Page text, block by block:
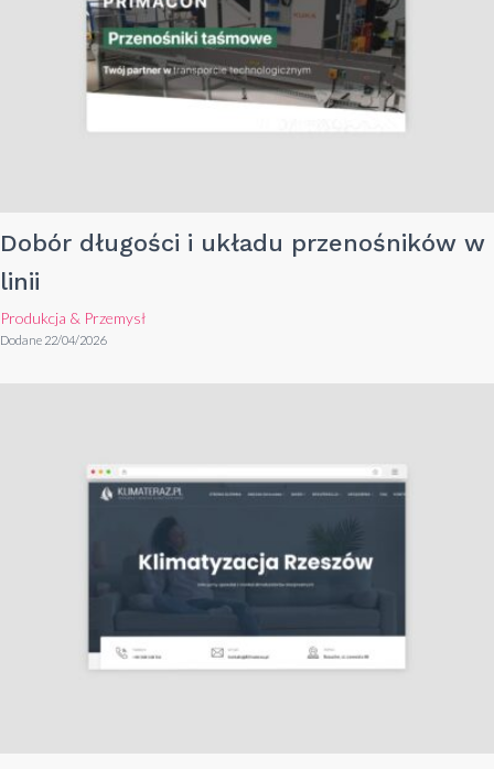
Dobór długości i układu przenośników w
linii
Produkcja & Przemysł
Dodane 22/04/2026